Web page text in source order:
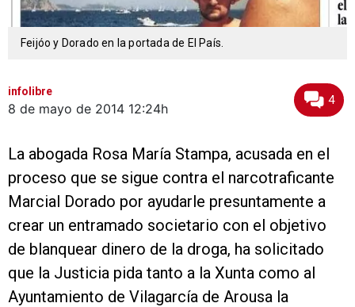
Feijóo y Dorado en la portada de El País.
infolibre
8 de mayo de 2014 12:24h
4
La abogada Rosa María Stampa, acusada en el
proceso que se sigue contra el narcotraficante
Marcial Dorado por ayudarle presuntamente a
crear un entramado societario con el objetivo
de blanquear dinero de la droga, ha solicitado
que la Justicia pida tanto a la Xunta como al
Ayuntamiento de Vilagarcía de Arousa la